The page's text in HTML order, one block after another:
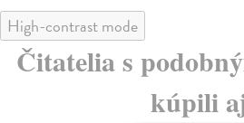
High-contrast mode
Čitatelia s
kúpili